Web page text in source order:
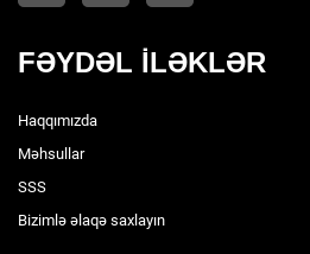
FƏYDƏL İLƏKLƏR
Haqqımızda
Məhsullar
SSS
Bizimlə əlaqə saxlayın